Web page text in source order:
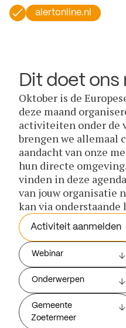
alertonline.nl
Dit doet ons
Oktober is de
deze maand
activiteiten onder de
brengen we allemaal
aandacht van onze
hun directe
vinden in deze
van jouw organisatie
kan via onderstaande
Activiteit aanmelden
Webinar
Onderwerpen
Gemeente
Zoetermeer